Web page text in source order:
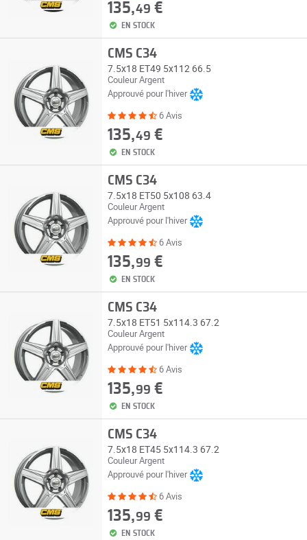
135,49 €
EN STOCK
CMS C34
7.5x18 ET49 5x112 66.5
Couleur Argent
Approuvé pour l'hiver
6 Avis
135,49 €
EN STOCK
CMS C34
7.5x18 ET50 5x108 63.4
Couleur Argent
Approuvé pour l'hiver
6 Avis
135,99 €
EN STOCK
CMS C34
7.5x18 ET51 5x114.3 67.2
Couleur Argent
Approuvé pour l'hiver
6 Avis
135,99 €
EN STOCK
CMS C34
7.5x18 ET45 5x114.3 67.2
Couleur Argent
Approuvé pour l'hiver
6 Avis
135,99 €
EN STOCK